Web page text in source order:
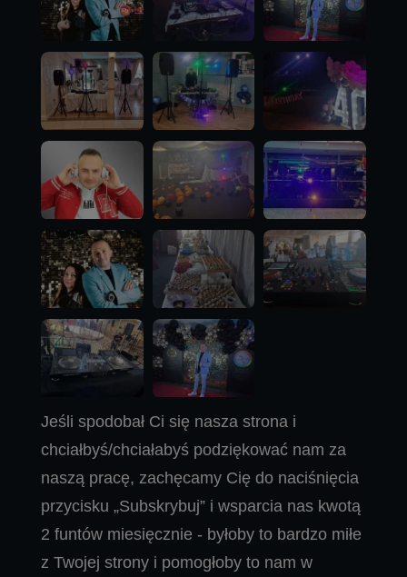
Jeśli spodobał Ci się nasza strona i
chciałbyś/chciałabyś podziękować nam za
naszą pracę, zachęcamy Cię do naciśnięcia
przycisku „Subskrybuj” i wsparcia nas kwotą
2 funtów miesięcznie - byłoby to bardzo miłe
z Twojej strony i pomogłoby to nam w